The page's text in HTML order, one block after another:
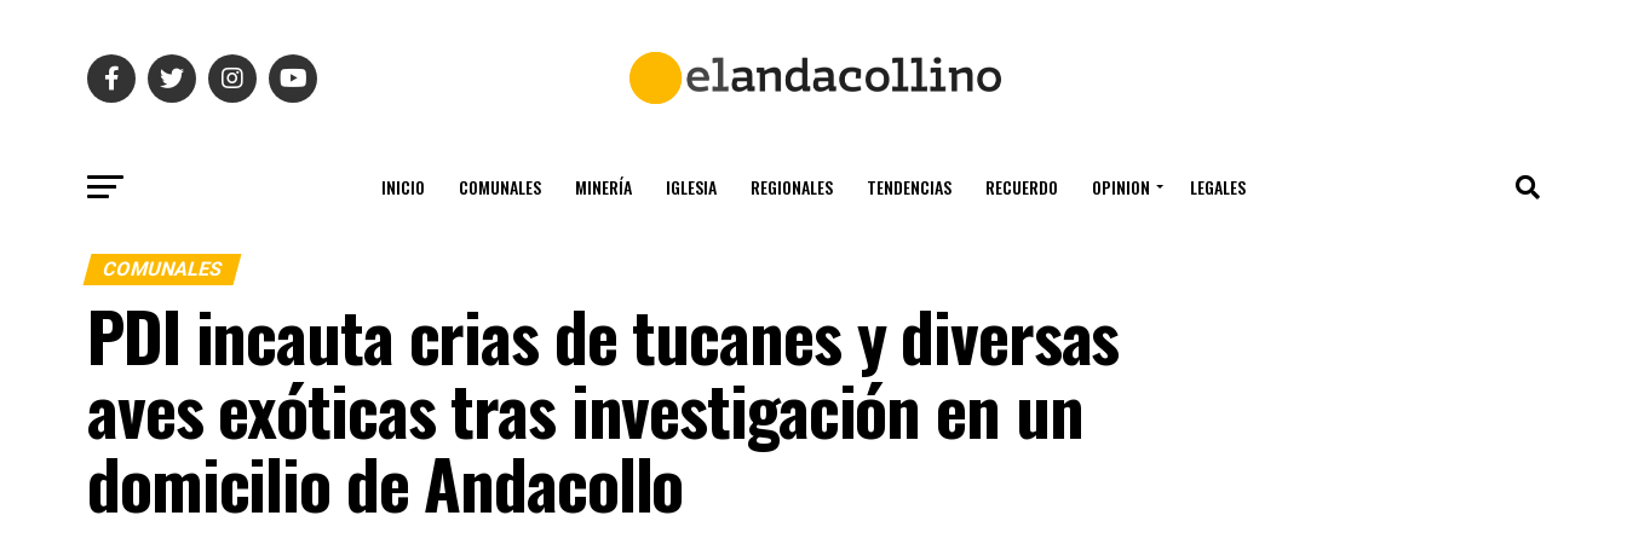
INICIO COMUNALES MINERÍA IGLESIA REGIONALES TENDENCIAS RECUERDO OPINION LEGALES
COMUNALES
PDI incauta crias de tucanes y diversas
aves exóticas tras investigación en un
domicilio de Andacollo